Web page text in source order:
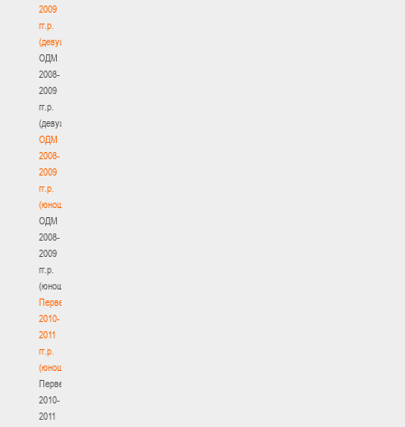
2009
гг.р.
(девушки)
ОДМ
2008-
2009
гг.р.
(девушки)
ОДМ
2008-
2009
гг.р.
(юноши)
ОДМ
2008-
2009
гг.р.
(юноши)
Первенство
2010-
2011
гг.р.
(юноши)
Первенство
2010-
2011